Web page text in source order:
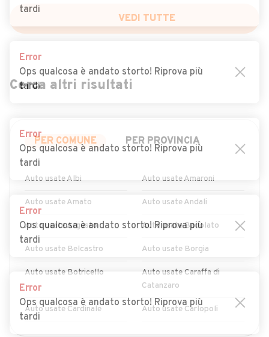
VEDI TUTTE
Cerca altri risultati
PER COMUNE PER PROVINCIA
Auto usate Albi Auto usate Amaroni
Auto usate Amato Auto usate Andali
Auto usate Argusto Auto usate Badolato
Auto usate Belcastro Auto usate Borgia
Auto usate Botricello
Auto usate Caraffa di
Catanzaro
Auto usate Cardinale Auto usate Carlopoli
Auto usate Cenadi Auto usate Centrache
tardi
Error
Ops qualcosa è andato storto! Riprova più
tardi
Error
Ops qualcosa è andato storto! Riprova più
tardi
Error
Ops qualcosa è andato storto! Riprova più
tardi
Error
Ops qualcosa è andato storto! Riprova più
tardi